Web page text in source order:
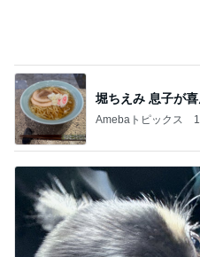
小柳ルミ子 愛犬の1日の里帰り
Amebaトピックス 1日前